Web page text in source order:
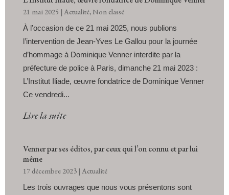
21 mai 2025 | Actualité,Non classé
À l’occasion de ce 21 mai 2025, nous publions
l’intervention de Jean-Yves Le Gallou pour la journée
d’hommage à Dominique Venner interdite par la
préfecture de police à Paris, dimanche 21 mai 2023 :
L’Institut Iliade, œuvre fondatrice de Dominique Venner
Ce vendredi...
Lire la suite
Venner par ses éditos, par ceux qui l’on connu et par lui
même
17 décembre 2023 | Actualité
Les trois ouvrages que nous vous présentons sont